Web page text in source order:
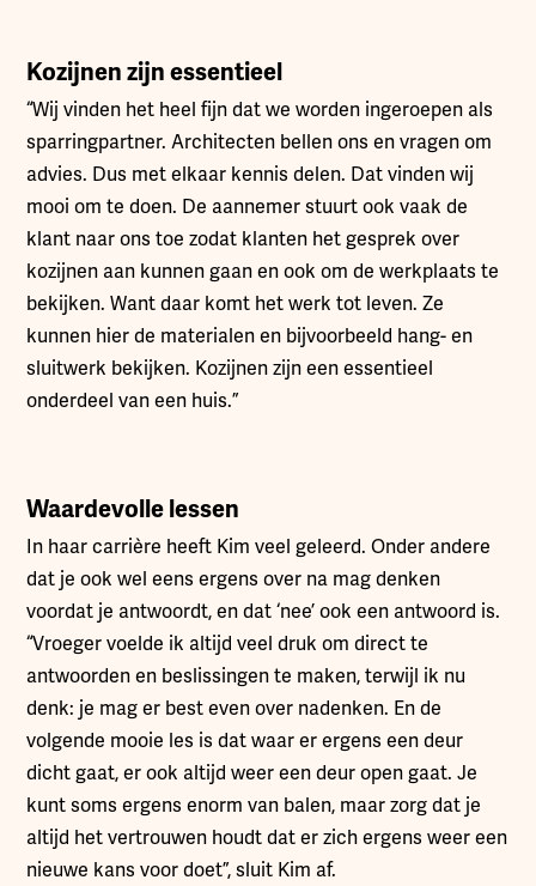
Kozijnen zijn essentieel
“Wij vinden het heel fijn dat we worden ingeroepen als
sparringpartner. Architecten bellen ons en vragen om
advies. Dus met elkaar kennis delen. Dat vinden wij
mooi om te doen. De aannemer stuurt ook vaak de
klant naar ons toe zodat klanten het gesprek over
kozijnen aan kunnen gaan en ook om de werkplaats te
bekijken. Want daar komt het werk tot leven. Ze
kunnen hier de materialen en bijvoorbeeld hang- en
sluitwerk bekijken. Kozijnen zijn een essentieel
onderdeel van een huis.”
Waardevolle lessen
In haar carrière heeft Kim veel geleerd. Onder andere
dat je ook wel eens ergens over na mag denken
voordat je antwoordt, en dat ‘nee’ ook een antwoord is.
“Vroeger voelde ik altijd veel druk om direct te
antwoorden en beslissingen te maken, terwijl ik nu
denk: je mag er best even over nadenken. En de
volgende mooie les is dat waar er ergens een deur
dicht gaat, er ook altijd weer een deur open gaat. Je
kunt soms ergens enorm van balen, maar zorg dat je
altijd het vertrouwen houdt dat er zich ergens weer een
nieuwe kans voor doet”, sluit Kim af.